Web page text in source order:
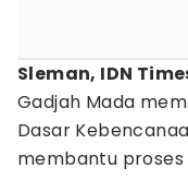
Sleman, IDN
Gadjah Mada
Dasar
membantu